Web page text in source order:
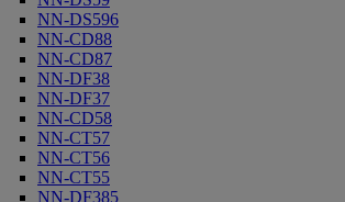
NN-DS596
NN-CD88
NN-CD87
NN-DF38
NN-DF37
NN-CD58
NN-CT57
NN-CT56
NN-CT55
NN-DF385